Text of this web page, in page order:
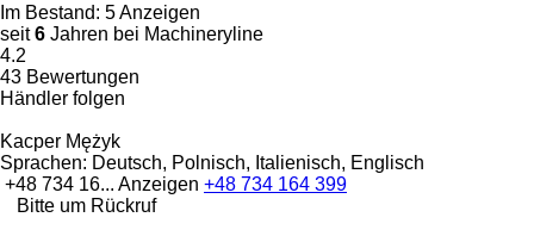
Im Bestand: 5 Anzeigen
seit6 Jahren bei Machineryline
4.2
43 Bewertungen
Händler folgen
Kacper Mężyk
Sprachen: Deutsch, Polnisch, Italienisch, Englisch
+48 734 16... Anzeigen +48 734 164 399
Bitte um Rückruf